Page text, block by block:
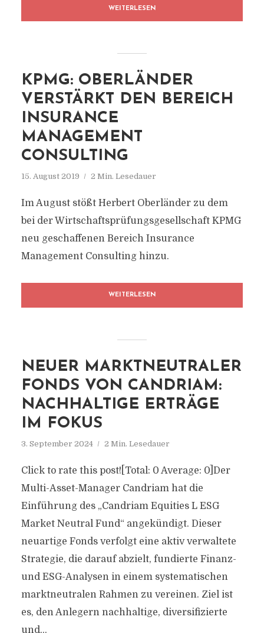
WEITERLESEN
KPMG: OBERLÄNDER
VERSTÄRKT DEN BEREICH
INSURANCE
MANAGEMENT
CONSULTING
15. August 2019 2 Min. Lesedauer
Im August stößt Herbert Oberländer zu dem
bei der Wirtschaftsprüfungsgesellschaft KPMG
neu geschaffenen Bereich Insurance
Management Consulting hinzu.
WEITERLESEN
NEUER MARKTNEUTRALER
FONDS VON CANDRIAM:
NACHHALTIGE ERTRÄGE
IM FOKUS
3. September 2024 2 Min. Lesedauer
Click to rate this post![Total: 0 Average: 0]Der
Multi-Asset-Manager Candriam hat die
Einführung des „Candriam Equities L ESG
Market Neutral Fund“ angekündigt. Dieser
neuartige Fonds verfolgt eine aktiv verwaltete
Strategie, die darauf abzielt, fundierte Finanz-
und ESG-Analysen in einem systematischen
marktneutralen Rahmen zu vereinen. Ziel ist
es, den Anlegern nachhaltige, diversifizierte
und...